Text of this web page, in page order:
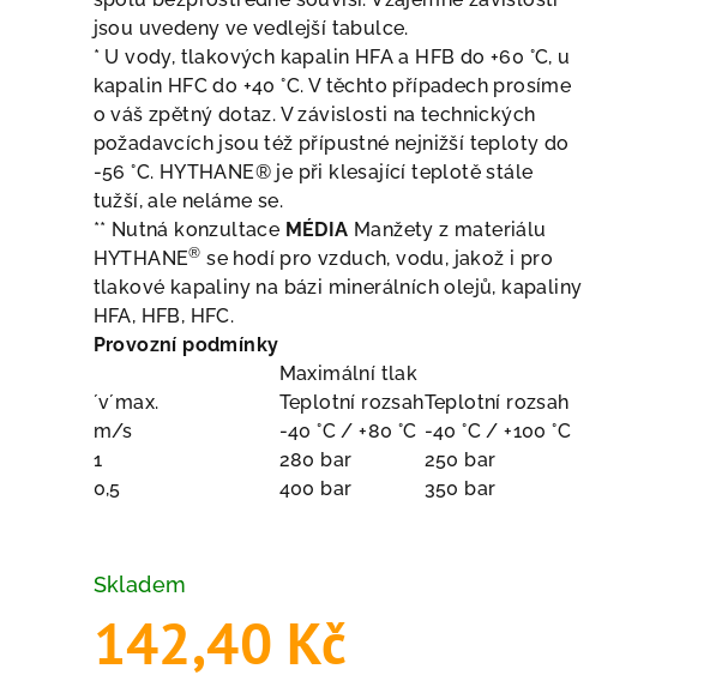
jsou uvedeny ve vedlejší tabulce.
* U vody, tlakových kapalin HFA a HFB do +60 °C, u
kapalin HFC do +40 °C. V těchto případech prosíme
o váš zpětný dotaz. V závislosti na technických
požadavcích jsou též přípustné nejnižší teploty do
-56 °C. HYTHANE® je při klesající teplotě stále
tužší, ale neláme se.
** Nutná konzultace MÉDIA Manžety z materiálu
HYTHANE® se hodí pro vzduch, vodu, jakož i pro
tlakové kapaliny na bázi minerálních olejů, kapaliny
HFA, HFB, HFC.
Provozní podmínky
Maximální tlak
´v´max.
Teplotní rozsahTeplotní rozsah
m/s
-40 °C / +80 °C -40 °C / +100 °C
1
280 bar
250 bar
0,5
400 bar 350 bar
Skladem
142,40 Kč